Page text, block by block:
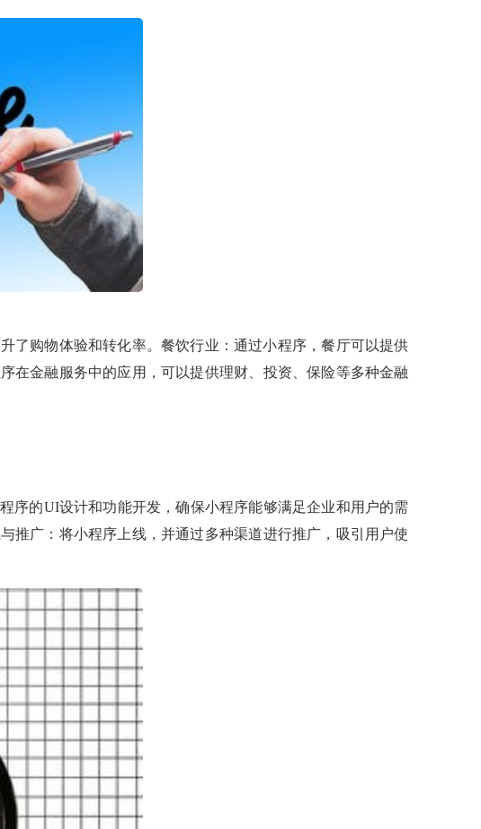
了购物体验和转化率。餐饮行业：通过小程序，餐厅可以提供
在金融服务中的应用，可以提供理财、投资、保险等多种金融
序的UI设计和功能开发，确保小程序能够满足企业和用户的需
推广：将小程序上线，并通过多种渠道进行推广，吸引用户使